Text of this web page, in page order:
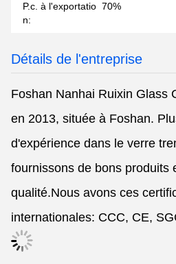
P.c. à l'exportatio
n:
70%
Détails de l'entreprise
Foshan Nanhai Ruixin Glass
en 2013, située à Foshan.
d'expérience dans le verre
fournissons de bons produits
qualité.Nous avons ces
internationales: CCC, CE,